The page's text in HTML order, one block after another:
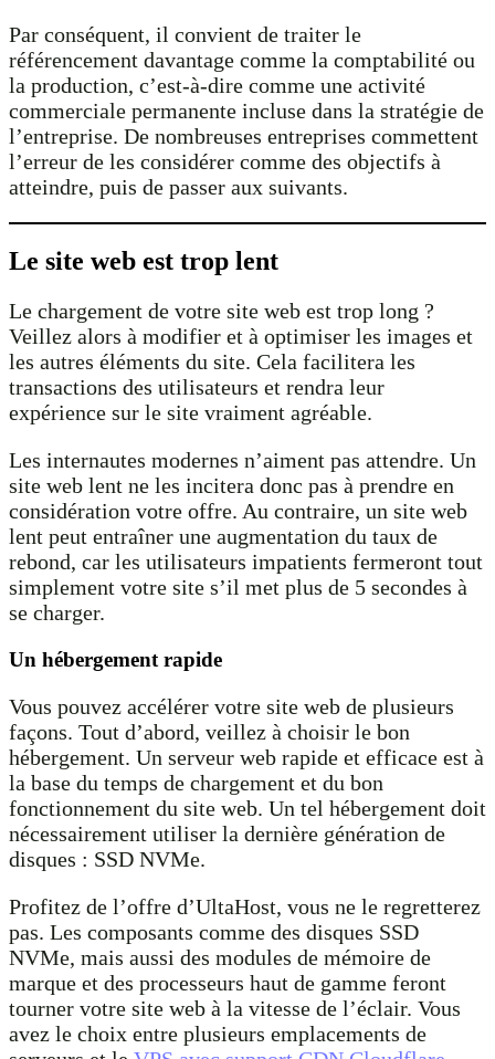
Par conséquent, il convient de traiter le
référencement davantage comme la comptabilité ou
la production, c’est-à-dire comme une activité
commerciale permanente incluse dans la stratégie de
l’entreprise. De nombreuses entreprises commettent
l’erreur de les considérer comme des objectifs à
atteindre, puis de passer aux suivants.
Le site web est trop lent
Le chargement de votre site web est trop long ?
Veillez alors à modifier et à optimiser les images et
les autres éléments du site. Cela facilitera les
transactions des utilisateurs et rendra leur
expérience sur le site vraiment agréable.
Les internautes modernes n’aiment pas attendre. Un
site web lent ne les incitera donc pas à prendre en
considération votre offre. Au contraire, un site web
lent peut entraîner une augmentation du taux de
rebond, car les utilisateurs impatients fermeront tout
simplement votre site s’il met plus de 5 secondes à
se charger.
Un hébergement rapide
Vous pouvez accélérer votre site web de plusieurs
façons. Tout d’abord, veillez à choisir le bon
hébergement. Un serveur web rapide et efficace est à
la base du temps de chargement et du bon
fonctionnement du site web. Un tel hébergement doit
nécessairement utiliser la dernière génération de
disques : SSD NVMe.
Profitez de l’offre d’UltaHost, vous ne le regretterez
pas. Les composants comme des disques SSD
NVMe, mais aussi des modules de mémoire de
marque et des processeurs haut de gamme feront
tourner votre site web à la vitesse de l’éclair. Vous
avez le choix entre plusieurs emplacements de